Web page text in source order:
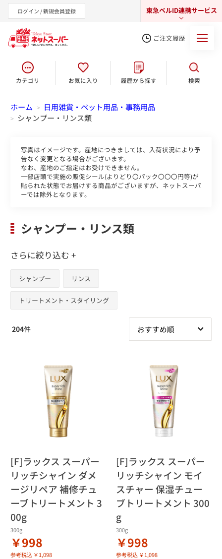
ログイン / 新規会員登録 東急ベルID連携サービス
東急オンラインショップ
ご注文履歴
カテゴリ お気に入り 履歴から探す 検索
ホーム > 日用雑貨・ペット用品・事務用品
> シャンプー・リンス類
写真はイメージです。産地につきましては、入荷状況により予
告なく変更となる場合がございます。
なお、産地のご指定はお受けできません。
一部店頭で実施の販促シール(よりどり〇パック〇〇〇円等)が
貼られた状態でお届けする商品がございますが、ネットスーパ
ーでは除外となります。
シャンプー・リンス類
さらに絞り込む +
シャンプー リンス
トリートメント・スタイリング
204件
[F]ラックス スーパー
リッチシャイン ダメ
ージリペア 補修チュ
ーブトリートメント 3
00g
300g
￥998
参考税込 ￥1,098
[F]ラックス スーパー
リッチシャイン モイ
スチャー 保湿チュー
ブトリートメント 300
g
300g
￥998
参考税込 ￥1,098